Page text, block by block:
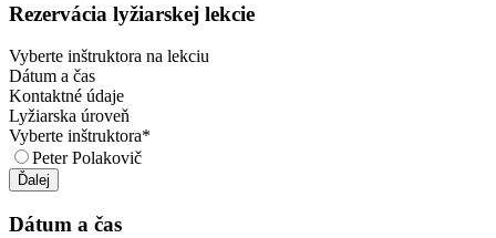
Rezervácia lyžiarskej lekcie
Vyberte inštruktora na lekciu
Dátum a čas
Kontaktné údaje
Lyžiarska úroveň
Vyberte inštruktora*
Peter Polakovič
Ďalej
Dátum a čas